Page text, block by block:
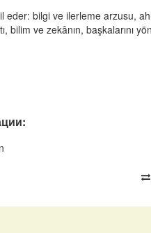
bilgi ve ilerleme arzusu,
bilim ve zekânın, başkalarını